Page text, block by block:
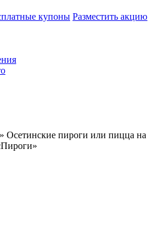
купоны Разместить акцию
» Осетинские пироги или пицца на